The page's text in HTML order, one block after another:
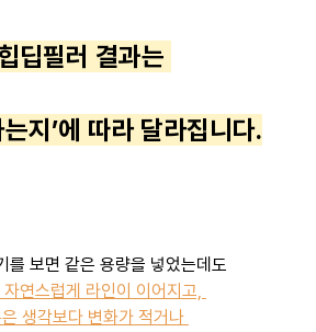
딥필러 결과는
지’에 따라 달라집니다.
를 보면 같은 용량을 넣었는데도
자연스럽게 라인이 이어지고,
생각보다 변화가 적거나